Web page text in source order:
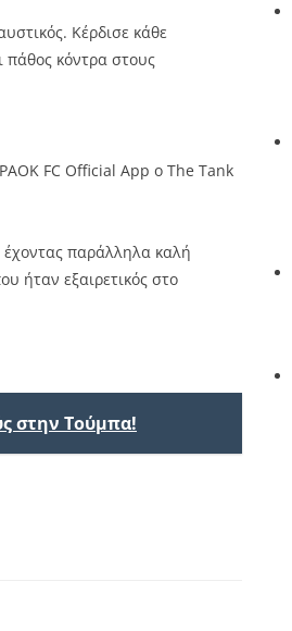
Κέρδισε κάθε
κόντρα στους
FC Official App ο The Tank
έχοντας παράλληλα καλή
ήταν εξαιρετικός στο
στην Τούμπα!